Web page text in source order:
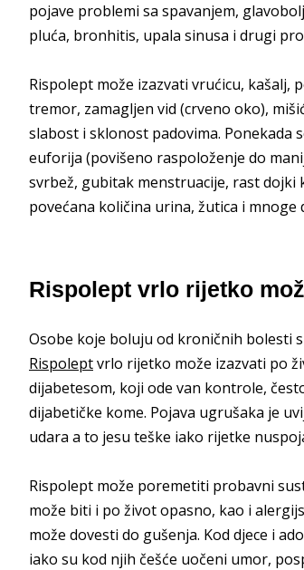
pojave problemi sa spavanjem,
pluća, bronhitis, upala sinusa i drugi
Rispolept može izazvati vrućicu, kašalj,
tremor, zamagljen vid (crveno oko),
slabost i sklonost padovima. Ponekada
euforija (povišeno raspoloženje do
svrbež, gubitak menstruacije, rast dojki
povećana količina urina, žutica i mnoge
Rispolept vrlo rijetko
Osobe koje boluju od kroničnih bolesti
Rispoleptvrlo rijetko može izazvati po
dijabetesom, koji ode van kontrole,
dijabetičke kome. Pojava ugrušaka je
udara a to jesu teške iako rijetke
Rispolept može poremetiti probavni
može biti i po život opasno, kao i
može dovesti do gušenja. Kod djece i
iako su kod njih češće uočeni umor,